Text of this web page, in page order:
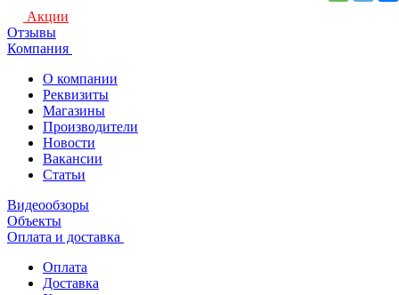
Акции
Отзывы
Компания
О компании
Реквизиты
Магазины
Производители
Новости
Вакансии
Статьи
Видеообзоры
Объекты
Оплата и доставка
Оплата
Доставка